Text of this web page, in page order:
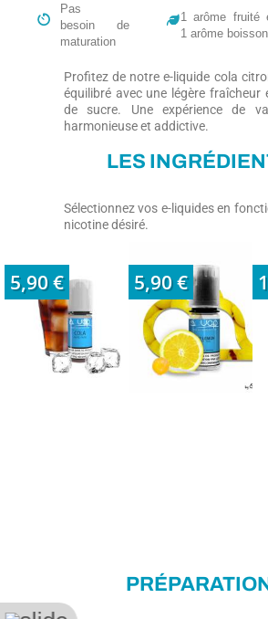
Pas
besoin de
maturation
1 arôme fruité
1 arôme boisson
Profitez de notre e-liquide cola
équilibré avec une légère fraîcheur
de sucre. Une expérience de
harmonieuse et addictive.
LES
Sélectionnez vos e-liquides en
nicotine désiré.
5,90 € 5,90 €